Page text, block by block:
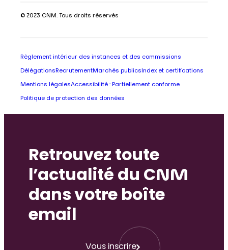
© 2023 CNM. Tous droits réservés
Règlement intérieur des instances et des commissions
Délégations RecrutementMarchés publics Index et certifications
Mentions légalesAccessibilité : Partiellement conforme
Politique de protection des données
Retrouvez toute
l’actualité du CNM
dans votre boîte
email
Vous inscrire